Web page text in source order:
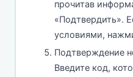
прочитав
«Подтвердить».
условиями,
Подтверждение
Введите код,